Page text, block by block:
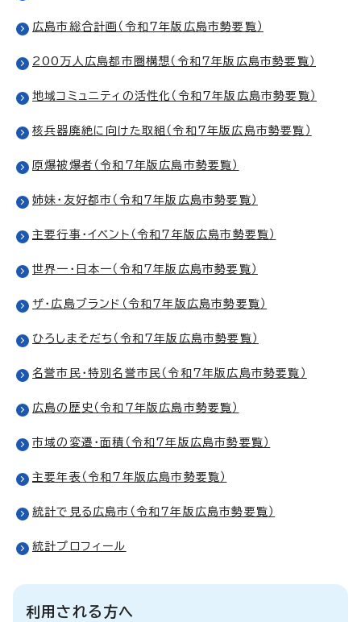
広島市総合計画（令和7年版広島市勢要覧）
200万人広島都市圏構想（令和7年版広島市勢要覧）
地域コミュニティの活性化（令和7年版広島市勢要覧）
核兵器廃絶に向けた取組（令和7年版広島市勢要覧）
原爆被爆者（令和7年版広島市勢要覧）
姉妹・友好都市（令和7年版広島市勢要覧）
主要行事・イベント（令和7年版広島市勢要覧）
世界一・日本一（令和7年版広島市勢要覧）
ザ・広島ブランド（令和7年版広島市勢要覧）
ひろしまそだち（令和7年版広島市勢要覧）
名誉市民・特別名誉市民（令和7年版広島市勢要覧）
広島の歴史（令和7年版広島市勢要覧）
市域の変遷・面積（令和7年版広島市勢要覧）
主要年表（令和7年版広島市勢要覧）
統計で見る広島市（令和7年版広島市勢要覧）
統計プロフィール
利用される方へ